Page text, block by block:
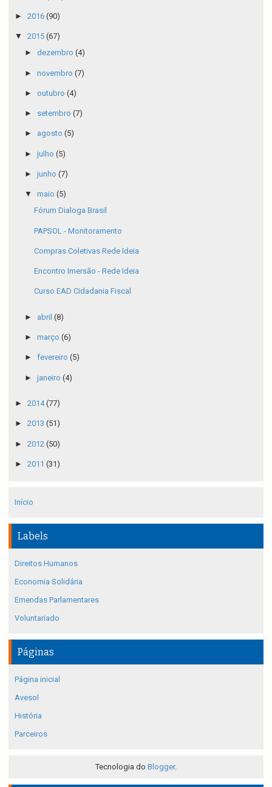
► 2016 (90)
▼ 2015 (67)
► dezembro (4)
► novembro (7)
► outubro (4)
► setembro (7)
► agosto (5)
► julho (5)
► junho (7)
▼ maio (5)
Fórum Dialoga Brasil
PAPSOL - Monitoramento
Compras Coletivas Rede Ideia
Encontro Imersão - Rede Ideia
Curso EAD Cidadania Fiscal
► abril (8)
► março (6)
► fevereiro (5)
► janeiro (4)
► 2014(77)
► 2013 (51)
► 2012 (50)
► 2011 (31)
Início
Labels
Direitos Humanos
Economia Solidária
Emendas Parlamentares
Voluntariado
Páginas
Página inicial
Avesol
História
Parceiros
Tecnologia do Blogger.